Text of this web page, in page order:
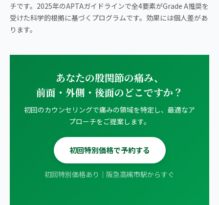
チです。2025年のAPTAガイドラインで全4要素がGrade A推奨を
受けた科学的根拠に基づくプログラムです。効果には個人差があ
ります。
あなたの股関節の痛み、
前面・外側・後面のどこですか？
初回のカウンセリングで痛みの領域を特定し、最適なア
プローチをご提案します。
初回特別価格で予約する
初回特別価格あり｜阪急高槻市駅からすぐ